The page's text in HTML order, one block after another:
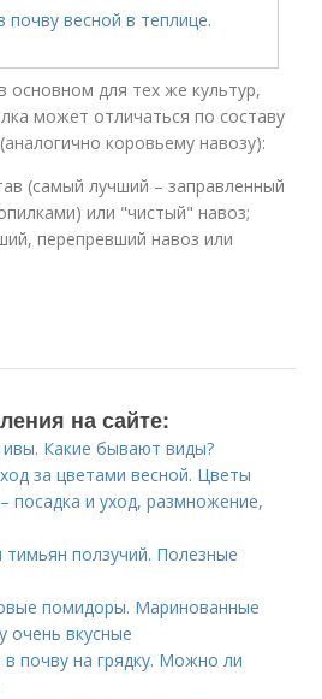
основном для тех же культур,
может отличаться по составу
коровьему навозу):
(самый лучший – заправленный
или "чистый" навоз;
перепревший навоз или
на сайте:
Какие бывают виды?
за цветами весной. Цветы
посадка и уход, размножение,
тимьян ползучий. Полезные
помидоры. Маринованные
вкусные
в почву на грядку. Можно ли